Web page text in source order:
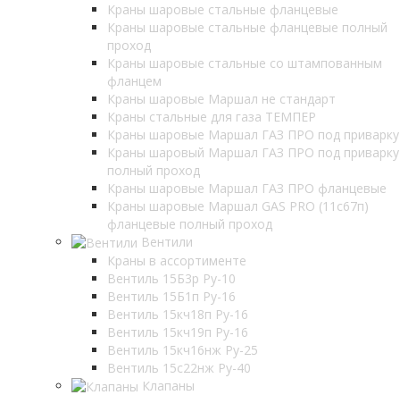
Краны шаровые стальные фланцевые
Краны шаровые стальные фланцевые полный
проход
Краны шаровые стальные со штампованным
фланцем
Краны шаровые Маршал не стандарт
Краны стальные для газа ТЕМПЕР
Краны шаровые Маршал ГАЗ ПРО под приварку
Краны шаровый Маршал ГАЗ ПРО под приварку
полный проход
Краны шаровые Маршал ГАЗ ПРО фланцевые
Краны шаровые Маршал GAS PRO (11с67п)
фланцевые полный проход
Вентили
Краны в ассортименте
Вентиль 15Б3р Ру-10
Вентиль 15Б1п Ру-16
Вентиль 15кч18п Ру-16
Вентиль 15кч19п Ру-16
Вентиль 15кч16нж Ру-25
Вентиль 15с22нж Ру-40
Клапаны